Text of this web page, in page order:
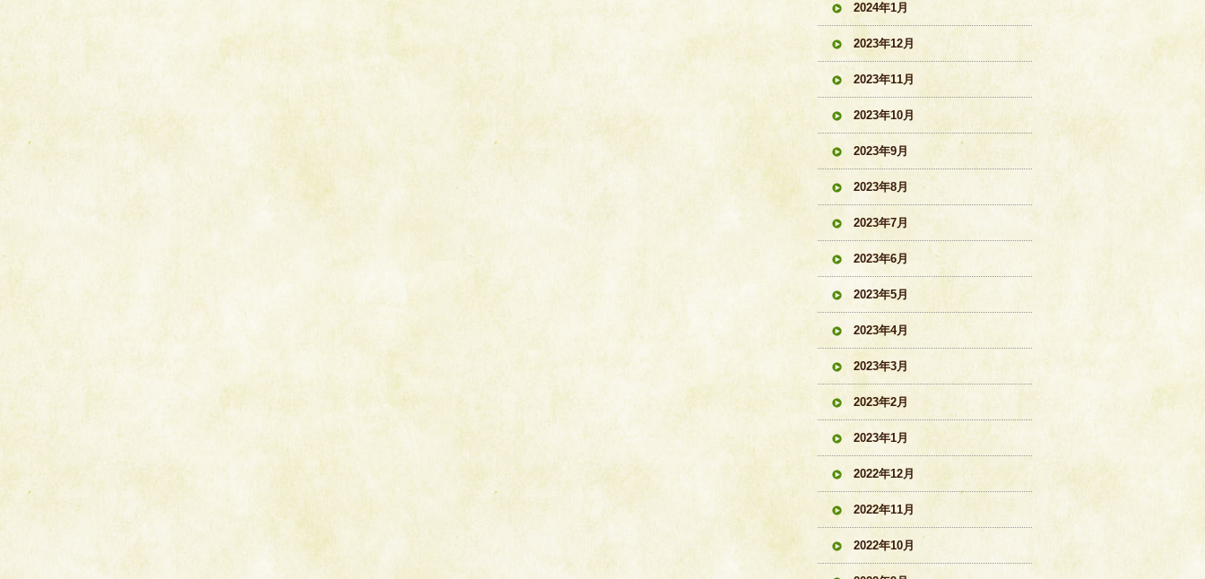
2024年1月
2023年12月
2023年11月
2023年10月
2023年9月
2023年8月
2023年7月
2023年6月
2023年5月
2023年4月
2023年3月
2023年2月
2023年1月
2022年12月
2022年11月
2022年10月